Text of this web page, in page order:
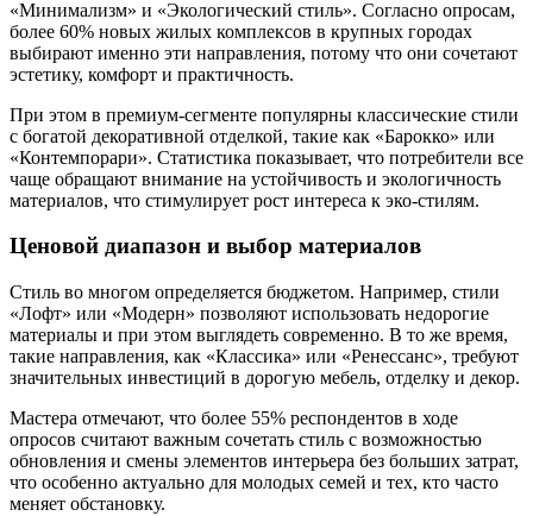
«Минимализм» и «Экологический стиль». Согласно опросам,
более 60% новых жилых комплексов в крупных городах
выбирают именно эти направления, потому что они сочетают
эстетику, комфорт и практичность.
При этом в премиум-сегменте популярны классические стили
с богатой декоративной отделкой, такие как «Барокко» или
«Контемпорари». Статистика показывает, что потребители все
чаще обращают внимание на устойчивость и экологичность
материалов, что стимулирует рост интереса к эко-стилям.
Ценовой диапазон и выбор материалов
Стиль во многом определяется бюджетом. Например, стили
«Лофт» или «Модерн» позволяют использовать недорогие
материалы и при этом выглядеть современно. В то же время,
такие направления, как «Классика» или «Ренессанс», требуют
значительных инвестиций в дорогую мебель, отделку и декор.
Мастера отмечают, что более 55% респондентов в ходе
опросов считают важным сочетать стиль с возможностью
обновления и смены элементов интерьера без больших затрат,
что особенно актуально для молодых семей и тех, кто часто
меняет обстановку.